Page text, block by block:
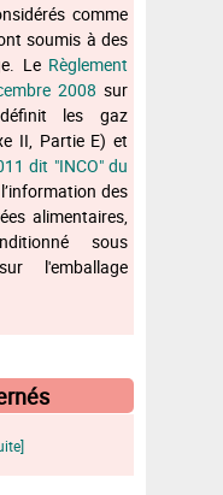
comme
soumis à des
Le Règlement
2008 sur
les gaz
II, Partie E) et
dit "INCO" du
des
alimentaires,
sous
l'emballage